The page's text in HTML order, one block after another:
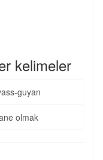
kelimeler
guyan
olmak